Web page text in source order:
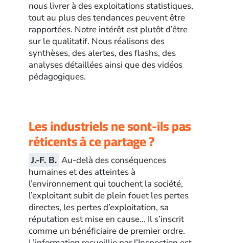
nous livrer à des exploitations statistiques,
tout au plus des tendances peuvent être
rapportées. Notre intérêt est plutôt d’être
sur le qualitatif. Nous réalisons des
synthèses, des alertes, des flashs, des
analyses détaillées ainsi que des vidéos
pédagogiques.
Les industriels ne sont-ils pas
réticents à ce partage ?
J.-F. B. Au-delà des conséquences
humaines et des atteintes à
l’environnement qui touchent la société,
l’exploitant subit de plein fouet les pertes
directes, les pertes d’exploitation, sa
réputation est mise en cause… Il s’inscrit
comme un bénéficiaire de premier ordre.